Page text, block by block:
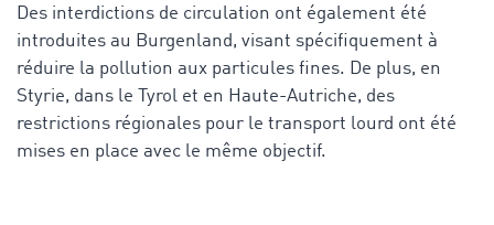
Des interdictions de circulation ont également été
introduites au Burgenland, visant spécifiquement à
réduire la pollution aux particules fines. De plus, en
Styrie, dans le Tyrol et en Haute-Autriche, des
restrictions régionales pour le transport lourd ont été
mises en place avec le même objectif.